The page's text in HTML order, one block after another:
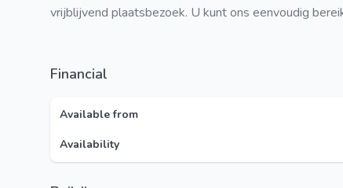
vrijblijvend plaatsbezoek. U kunt ons eenvoudig
Financial
Available from
Availability